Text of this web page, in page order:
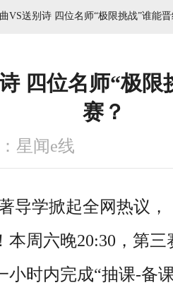
VS送别诗 四位名师“极限挑战”谁能
四位名师“极限
赛？
星闻e线
导学掀起全网热议
本周六晚20:30 ，第
小时内完成“抽课-备